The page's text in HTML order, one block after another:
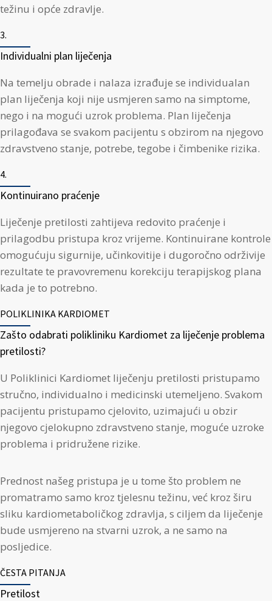
težinu i opće zdravlje.
3.
Individualni plan liječenja
Na temelju obrade i nalaza izrađuje se individualan
plan liječenja koji nije usmjeren samo na simptome,
nego i na mogući uzrok problema. Plan liječenja
prilagođava se svakom pacijentu s obzirom na njegovo
zdravstveno stanje, potrebe, tegobe i čimbenike rizika.
4.
Kontinuirano praćenje
Liječenje pretilosti zahtijeva redovito praćenje i
prilagodbu pristupa kroz vrijeme. Kontinuirane kontrole
omogućuju sigurnije, učinkovitije i dugoročno održivije
rezultate te pravovremenu korekciju terapijskog plana
kada je to potrebno.
POLIKLINIKA KARDIOMET
Zašto odabrati polikliniku Kardiomet za liječenje problema
pretilosti?
U Poliklinici Kardiomet liječenju pretilosti pristupamo
stručno, individualno i medicinski utemeljeno. Svakom
pacijentu pristupamo cjelovito, uzimajući u obzir
njegovo cjelokupno zdravstveno stanje, moguće uzroke
problema i pridružene rizike.
Prednost našeg pristupa je u tome što problem ne
promatramo samo kroz tjelesnu težinu, već kroz širu
sliku kardiometaboličkog zdravlja, s ciljem da liječenje
bude usmjereno na stvarni uzrok, a ne samo na
posljedice.
ČESTA PITANJA
Pretilost